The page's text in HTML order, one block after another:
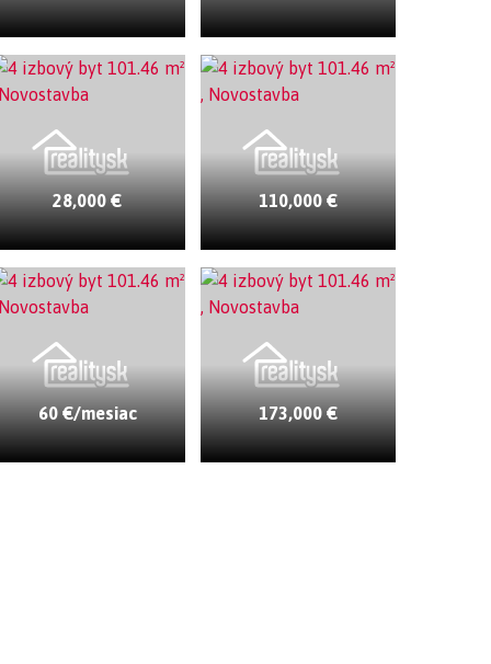
28,000 € 110,000 €
60 €/mesiac 173,000 €